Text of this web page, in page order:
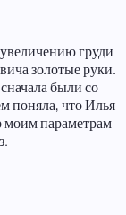
груди
золотые руки.
были со
поняла, что Илья
моим параметрам